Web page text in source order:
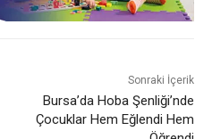
Sonraki İçerik
Bursa’da Hoba Şenliği’nde
Çocuklar Hem Eğlendi Hem